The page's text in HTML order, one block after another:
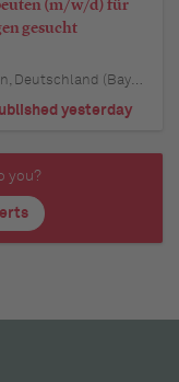
(m/w/d) für
gesucht
Schwerin, Deutschland (Mecklenburg-Vorpommern), Mainz, Deutschland (Rheinland-Pfalz), Saarbrücken, Deutschland (Saarland), Dresden, Deutschland (Sachsen), Magdeburg, Deutschland (Sachsen-Anhalt), Potsdam, Deutschland (Brandenburg), Erfurt, Deutschland (Thüringen), Würzburg, Deutschland (Bayern), Heilbronn, Deutschland (Baden-Württemberg), Leipzig, Deutschland (Sachsen)
yesterday
you?